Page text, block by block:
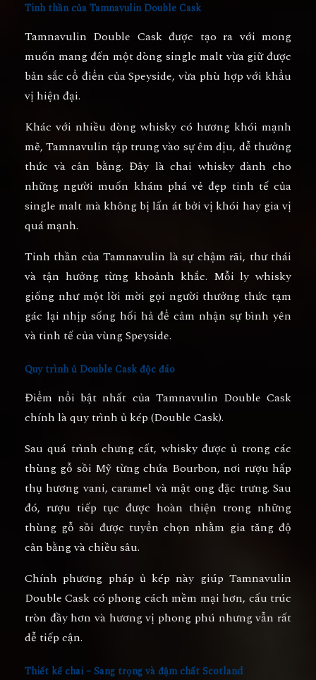
Tinh thần của Tamnavulin Double Cask
Tamnavulin Double Cask được tạo ra với mong
muốn mang đến một dòng single malt vừa giữ được
bản sắc cổ điển của Speyside, vừa phù hợp với khẩu
vị hiện đại.
Khác với nhiều dòng whisky có hương khói mạnh
mẽ, Tamnavulin tập trung vào sựêm dịu, dễ thưởng
thức và cân bằng. Đây là chai whisky dành cho
những người muốn khám phá vẻ đẹp tinh tế của
single malt mà không bị lấn át bởi vị khói hay gia vị
quá mạnh.
Tinh thần của Tamnavulin là sự chậm rãi, thư thái
và tận hưởng từng khoảnh khắc. Mỗi ly whisky
giống như một lời mời gọi người thưởng thức tạm
gác lại nhịp sống hối hả để cảm nhận sự bình yên
và tinh tế của vùng Speyside.
Quy trình ủ Double Cask độc đáo
Điểm nổi bật nhất của Tamnavulin Double Cask
chính là quy trình ủ kép (Double Cask).
Sau quá trình chưng cất, whisky được ủ trong các
thùng gỗ sồi Mỹ từng chứa Bourbon, nơi rượu hấp
thụ hương vani, caramel và mật ong đặc trưng. Sau
đó, rượu tiếp tục được hoàn thiện trong những
thùng gỗ sồi được tuyển chọn nhằm gia tăng độ
cân bằng và chiều sâu.
Chính phương pháp ủ kép này giúp Tamnavulin
Double Cask có phong cách mềm mại hơn, cấu trúc
tròn đầy hơn và hương vị phong phú nhưng vẫn rất
dễ tiếp cận.
Thiết kế chai – Sang trọng và đậm chất Scotland